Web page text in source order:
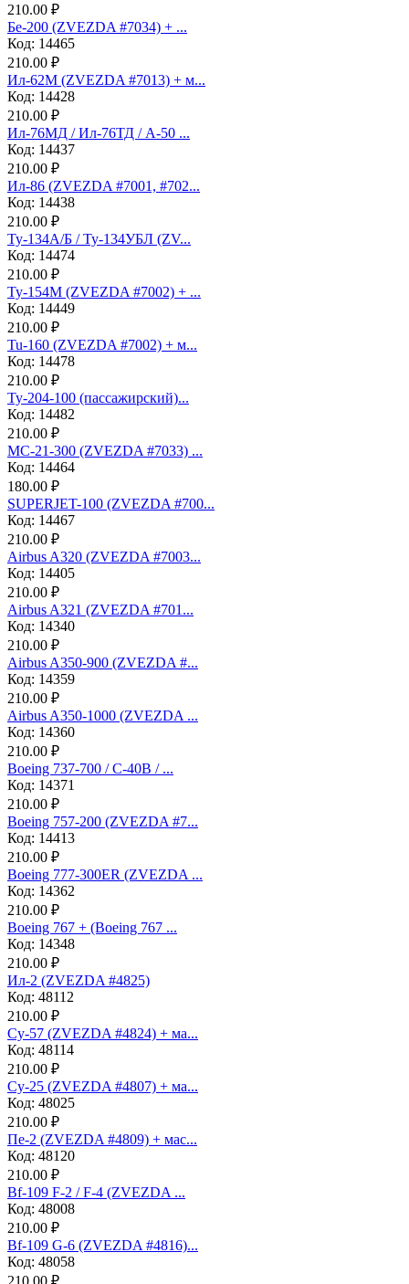
210.00 ₽
Бе-200 (ZVEZDA #7034) + ...
Код: 14465
210.00 ₽
Ил-62М (ZVEZDA #7013) + м...
Код: 14428
210.00 ₽
Ил-76МД / Ил-76ТД / А-50 ...
Код: 14437
210.00 ₽
Ил-86 (ZVEZDA #7001, #702...
Код: 14438
210.00 ₽
Ту-134А/Б / Ту-134УБЛ (ZV...
Код: 14474
210.00 ₽
Ту-154М (ZVEZDA #7002) + ...
Код: 14449
210.00 ₽
Tu-160 (ZVEZDA #7002) + м...
Код: 14478
210.00 ₽
Ту-204-100 (пассажирский)...
Код: 14482
210.00 ₽
МС-21-300 (ZVEZDA #7033) ...
Код: 14464
180.00 ₽
SUPERJET-100 (ZVEZDA #700...
Код: 14467
210.00 ₽
Аirbus A320 (ZVEZDA #7003...
Код: 14405
210.00 ₽
Аirbus A321 (ZVEZDA #701...
Код: 14340
210.00 ₽
Airbus A350-900 (ZVEZDA #...
Код: 14359
210.00 ₽
Airbus A350-1000 (ZVEZDA ...
Код: 14360
210.00 ₽
Boeing 737-700 / C-40B / ...
Код: 14371
210.00 ₽
Boeing 757-200 (ZVEZDA #7...
Код: 14413
210.00 ₽
Boeing 777-300ER (ZVEZDA ...
Код: 14362
210.00 ₽
Boeing 767 + (Boeing 767 ...
Код: 14348
210.00 ₽
Ил-2 (ZVEZDA #4825)
Код: 48112
210.00 ₽
Су-57 (ZVEZDA #4824) + ма...
Код: 48114
210.00 ₽
Су-25 (ZVEZDA #4807) + ма...
Код: 48025
210.00 ₽
Пе-2 (ZVEZDA #4809) + мас...
Код: 48120
210.00 ₽
Bf-109 F-2 / F-4 (ZVEZDA ...
Код: 48008
210.00 ₽
Bf-109 G-6 (ZVEZDA #4816)...
Код: 48058